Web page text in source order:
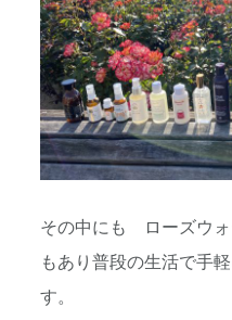
その中にも ローズウ
もあり普段の生活で手
す。